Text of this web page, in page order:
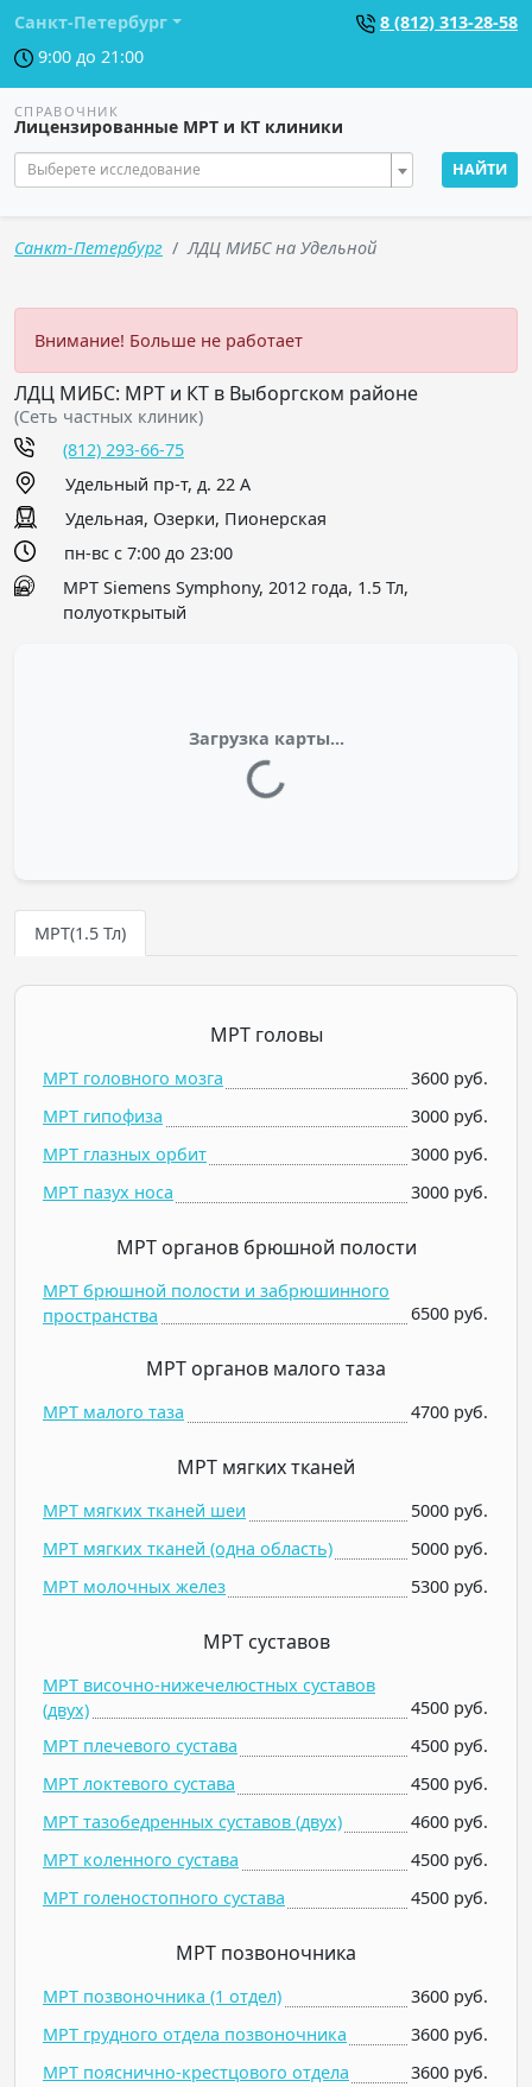
Санкт-Петербург
8 (812) 313-28-58
9:00 до 21:00
СПРАВОЧНИК
Лицензированные МРТ и КТ клиники
Выберете исследование НАЙТИ
Санкт-Петербург ЛДЦ МИБС на Удельной
Внимание! Больше не работает
ЛДЦ МИБС: МРТ и КТ в Выборгском районе
(Сеть частных клиник)
(812) 293-66-75
Удельный пр-т, д. 22 А
Удельная, Озерки, Пионерская
пн-вс с 7:00 до 23:00
МРТ Siemens Symphony, 2012 года, 1.5 Тл,
полуоткрытый
Загрузка карты...
МРТ(1.5 Тл)
МРТ головы
МРТ головного мозга
3600 руб.
МРТ гипофиза
3000 руб.
МРТ глазных орбит
3000 руб.
МРТ пазух носа
3000 руб.
МРТ органов брюшной полости
МРТ брюшной полости и забрюшинного
пространства
6500 руб.
МРТ органов малого таза
МРТ малого таза 4700 руб.
МРТ мягких тканей
МРТ мягких тканей шеи
5000 руб.
МРТ мягких тканей (одна область)
5000 руб.
МРТ молочных желез
5300 руб.
МРТ суставов
МРТ височно-нижечелюстных суставов
(двух)
4500 руб.
МРТ плечевого сустава
4500 руб.
МРТ локтевого сустава
4500 руб.
МРТ тазобедренных суставов (двух)
4600 руб.
МРТ коленного сустава
4500 руб.
МРТ голеностопного сустава
4500 руб.
МРТ позвоночника
МРТ позвоночника (1 отдел)
3600 руб.
МРТ грудного отдела позвоночника
3600 руб.
МРТ пояснично-крестцового отдела
3600 руб.